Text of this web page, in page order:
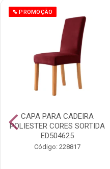
% PROMOÇÃO
CAPA PARA CADEIRA
POLIESTER CORES SORTIDA
ED504625
Código: 228817